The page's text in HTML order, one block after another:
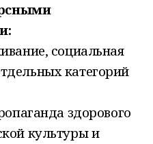
социальная
категорий
здорового
культуры и